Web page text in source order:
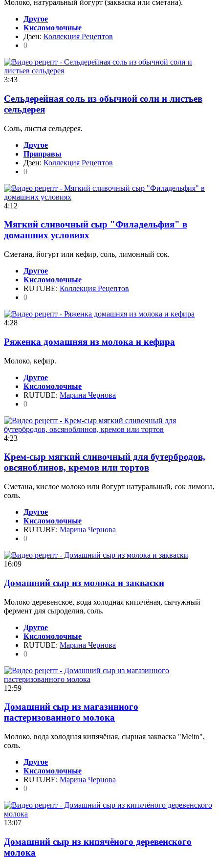
Молоко, натуральный йогурт (закваска или сметана).
Другое
Кисломолочные
Дзен: Коллекция Рецептов
0
3:43
Сельдерейная соль из обычной соли и листьев
сельдерея
Соль, листья сельдерея.
Другое
Приправы
Дзен: Коллекция Рецептов
0
4:12
Мягкий сливочный сыр "Филадельфия" в
домашних условиях
Сметана, йогурт или кефир, соль, лимонный сок.
Другое
Кисломолочные
RUTUBE: Коллекция Рецептов
0
4:28
Ряженка домашняя из молока и кефира
Молоко, кефир.
Другое
Кисломолочные
RUTUBE: Марина Чернова
0
4:23
Крем-сыр мягкий сливочный для бутербродов,
овсяноблинов, кремов или тортов
Сметана, кислое молоко или йогурт натуральный, сок лимона,
соль.
Другое
Кисломолочные
RUTUBE: Марина Чернова
0
16:09
Домашний сыр из молока и закваски
Молоко деревенское, вода холодная кипячёная, сычужный
фермент для сыроделия, соль.
Другое
Кисломолочные
RUTUBE: Марина Чернова
0
12:59
Домашний сыр из магазинного
пастеризованного молока
Молоко, вода холодная кипячёная, сырная закваска "Meito",
соль.
Другое
Кисломолочные
RUTUBE: Марина Чернова
0
13:07
Домашний сыр из кипячёного деревенского
молока